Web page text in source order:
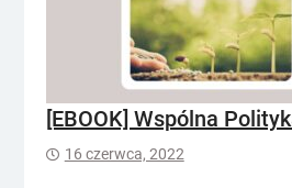
[EBOOK] Wspólna
16 czerwca, 2022